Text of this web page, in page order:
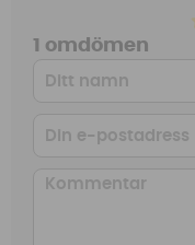
1 omdömen